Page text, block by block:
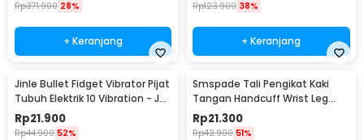
Rp371.900 28%
+ Keranjang
Rp123.900 38%
+ Keranjang
Jinle Bullet Fidget Vibrator Pijat
Tubuh Elektrik 10 Vibration - J-
010
Rp21.900
Rp44.900 52%
Smspade Tali Pengikat Kaki
Tangan Handcuff Wrist Leg
BDSM - PCT4
Rp21.300
Rp42.900 51%